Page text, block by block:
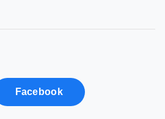
Facebook